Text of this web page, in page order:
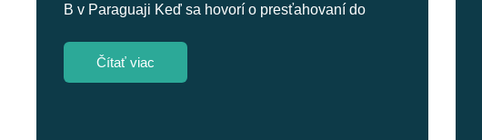
B v Paraguaji Keď sa hovorí o presťahovaní do
Čítať viac